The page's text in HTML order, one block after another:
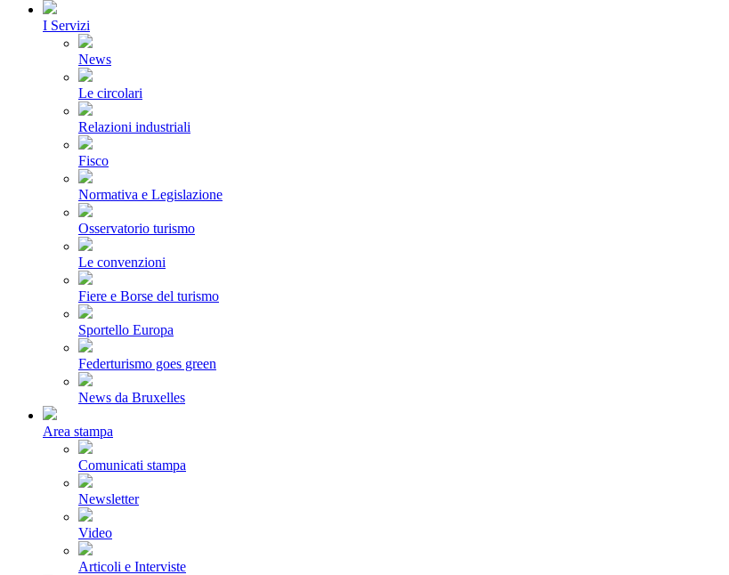
I Servizi
News
Le circolari
Relazioni industriali
Fisco
Normativa e Legislazione
Osservatorio turismo
Le convenzioni
Fiere e Borse del turismo
Sportello Europa
Federturismo goes green
News da Bruxelles
Area stampa
Comunicati stampa
Newsletter
Video
Articoli e Interviste